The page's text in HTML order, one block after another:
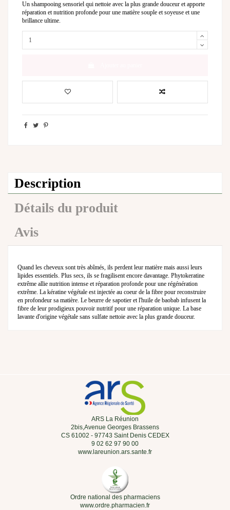
Un shampooing sensoriel qui nettoie avec la plus grande douceur et apporte
réparation et nutrition profonde pour une matière souple et soyeuse et une
brillance ultime.
Description
Détails du produit
Avis
Quand les cheveux sont très abîmés, ils perdent leur matière mais aussi leurs
lipides essentiels. Plus secs, ils se fragilisent encore davantage. Phytokeratine
extrême allie nutrition intense et réparation profonde pour une régénération
extrême. La kératine végétale est injectée au coeur de la fibre pour reconstruire
en profondeur sa matière. Le beurre de sapotier et l'huile de baobab infusent la
fibre de leur prodigieux pouvoir nutritif pour une réparation unique. La base
lavante d'origine végétale sans sulfate nettoie avec la plus grande douceur.
ARS La Réunion
2bis,Avenue Georges Brassens
CS 61002 - 97743 Saint Denis CEDEX
9 02 62 97 90 00
www.lareunion.ars.sante.fr
Ordre national des pharmaciens
www.ordre.pharmacien.fr